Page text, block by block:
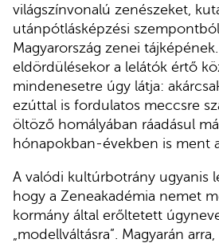
világszínvonalú zenészeket,
utánpótlásképzési
Magyarország zenei
eldördülésekor a lelátók értő
mindenesetre úgy látja:
ezúttal is fordulatos meccsre
öltöző homályában ráadásul
hónapokban-években is ment
A valódi kultúrbotrány ugyanis
hogy a Zeneakadémia nemet
kormány által erőltetett
„modellváltásra”. Magyarán